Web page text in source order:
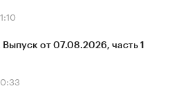
от 07.08.2026, часть 1